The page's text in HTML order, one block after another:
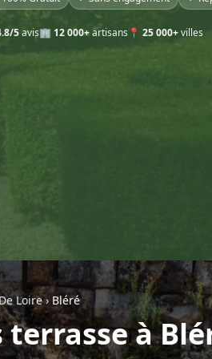
5avis🏢 12 000+artisans 📍 25 000+villes
Loire› Bléré
terrasse à